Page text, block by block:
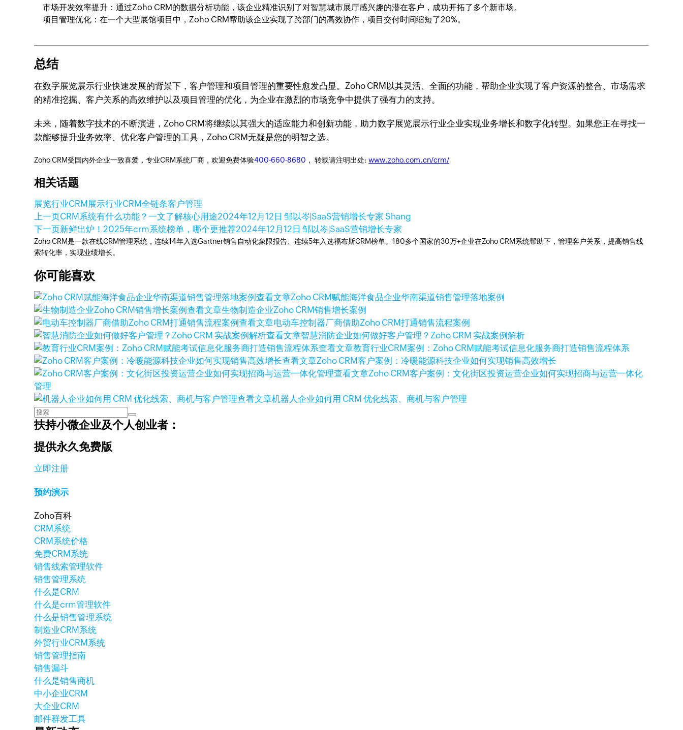
市场开发效率提升：通过Zoho CRM的数据分析功能，该企业精准识别了对智慧城市展厅感兴趣的潜在客户，成功开拓了多个新市场。
项目管理优化：在一个大型展馆项目中，Zoho CRM帮助该企业实现了跨部门的高效协作，项目交付时间缩短了20%。
总结
在数字展览展示行业快速发展的背景下，客户管理和项目管理的重要性愈发凸显。Zoho CRM以其灵活、全面的功能，帮助企业实现了客户资源的整合、市场需求
的精准挖掘、客户关系的高效维护以及项目管理的优化，为企业在激烈的市场竞争中提供了强有力的支持。
未来，随着数字技术的不断演进，Zoho CRM将继续以其强大的适应能力和创新功能，助力数字展览展示行业企业实现业务增长和数字化转型。如果您正在寻找一
款能够提升业务效率、优化客户管理的工具，Zoho CRM无疑是您的明智之选。
Zoho CRM受国内外企业一致喜爱，专业CRM系统厂商，欢迎免费体验400-660-8680 ， 转载请注明出处:www.zoho.com.cn/crm/
相关话题
展览行业CRM 展示行业CRM全链条客户管理
上一页CRM系统有什么功能？一文了解核心用途2024年12月12日 邹以岑|SaaS营销增长专家 Shang
下一页新鲜出炉！2025年crm系统榜单，哪个更推荐2024年12月12日 邹以岑|SaaS营销增长专家
Zoho CRM是一款在线CRM管理系统，连续14年入选Gartner销售自动化象限报告、连续5年入选福布斯CRM榜单。180多个国家的30万+企业在Zoho CRM系统帮助下，管理客户关系，提高销售线
索转化率，实现业绩增长。
你可能喜欢
查看文章Zoho CRM赋能海洋食品企业华南渠道销售管理落地案例
查看文章生物制造企业Zoho CRM销售增长案例
查看文章电动车控制器厂商借助Zoho CRM打通销售流程案例
查看文章智慧消防企业如何做好客户管理？Zoho CRM 实战案例解析
查看文章教育行业CRM案例：Zoho CRM赋能考试信息化服务商打造销售流程体系
查看文章Zoho CRM客户案例：冷暖能源科技企业如何实现销售高效增长
查看文章Zoho CRM客户案例：文化街区投资运营企业如何实现招商与运营一体化
管理
查看文章机器人企业如何用 CRM 优化线索、商机与客户管理
扶持小微企业及个人创业者：
提供永久免费版
立即注册
预约演示
Zoho百科
CRM系统
CRM系统价格
免费CRM系统
销售线索管理软件
销售管理系统
什么是CRM
什么是crm管理软件
什么是销售管理系统
制造业CRM系统
外贸行业CRM系统
销售管理指南
销售漏斗
什么是销售商机
中小企业CRM
大企业CRM
邮件群发工具